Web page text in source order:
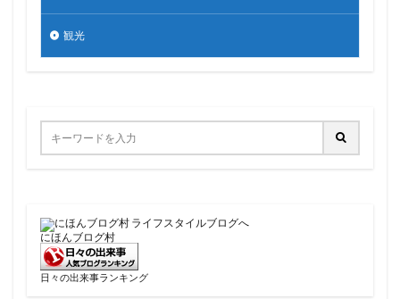
観光
にほんブログ村
日々の出来事ランキング